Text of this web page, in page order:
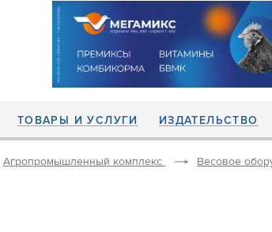
ТОВАРЫ И УСЛУГИ ИЗДАТЕЛЬСТВО
Агропромышленный комплекс Весовое